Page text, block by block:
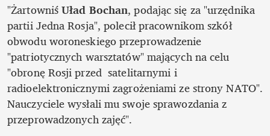
"Żartowniś Uład Bochan, podając się za "urzędnika
partii Jedna Rosja", polecił pracownikom szkół
obwodu woroneskiego przeprowadzenie
"patriotycznych warsztatów" mających na celu
"obronę Rosji przed  satelitarnymi i
radioelektronicznymi zagrożeniami ze strony NATO".
Nauczyciele wysłali mu swoje sprawozdania z
przeprowadzonych zajęć".